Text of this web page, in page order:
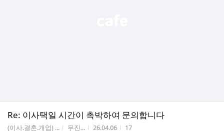
Re: 이사택일 시간이 촉박하여 문의합니다
게시판명
(이사.결혼.개업) ... 작성자
무진... 작성시간
26.04.06 조회수
17